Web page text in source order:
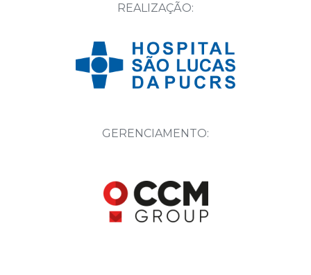
REALIZAÇÃO:
GERENCIAMENTO: